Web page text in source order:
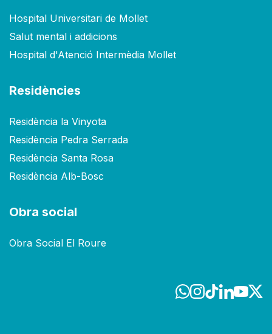
Hospital Universitari de Mollet
Salut mental i addicions
Hospital d'Atenció Intermèdia Mollet
Residències
Residència la Vinyota
Residència Pedra Serrada
Residència Santa Rosa
Residència Alb-Bosc
Obra social
Obra Social El Roure